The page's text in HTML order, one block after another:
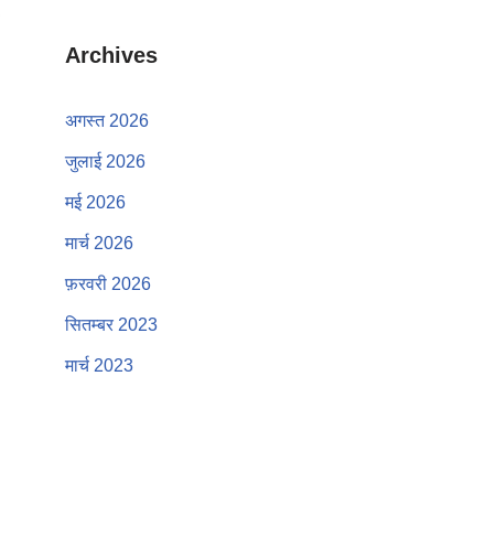
Archives
अगस्त 2026
जुलाई 2026
मई 2026
मार्च 2026
फ़रवरी 2026
सितम्बर 2023
मार्च 2023